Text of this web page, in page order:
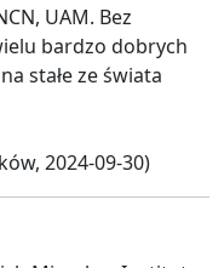
UAM. Bez
bardzo dobrych
stałe ze świata
2024-09-30)